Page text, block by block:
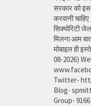
सरकार को
करवानी
सिक्योरिटी
मिलना आम
मोबाइल ही
08-2026)
Twitter-
Blog-
Group-